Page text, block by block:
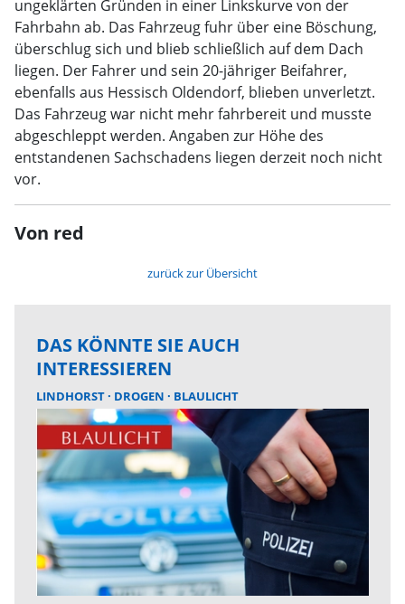
ungeklärten Gründen in einer Linkskurve von der
Fahrbahn ab. Das Fahrzeug fuhr über eine Böschung,
überschlug sich und blieb schließlich auf dem Dach
liegen. Der Fahrer und sein 20-jähriger Beifahrer,
ebenfalls aus Hessisch Oldendorf, blieben unverletzt.
Das Fahrzeug war nicht mehr fahrbereit und musste
abgeschleppt werden. Angaben zur Höhe des
entstandenen Sachschadens liegen derzeit noch nicht
vor.
Von red
zurück zur Übersicht
DAS KÖNNTE SIE AUCH
INTERESSIEREN
LINDHORST DROGEN BLAULICHT